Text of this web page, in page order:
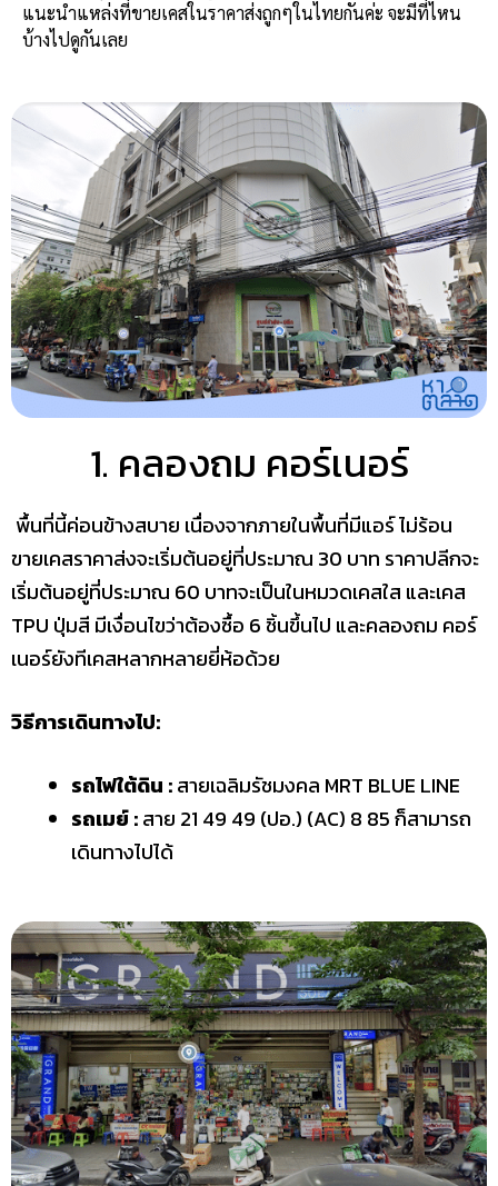
แนะนำแหล่งที่ขายเคสในราคาส่งถูกๆในไทยกันค่ะ จะมีที่ไหน
บ้างไปดูกันเลย
1. คลองถม คอร์เนอร์
พื้นที่นี้ค่อนข้างสบาย เนื่องจากภายในพื้นที่มีแอร์ ไม่ร้อน
ขายเคสราคาส่งจะเริ่มต้นอยู่ที่ประมาณ 30 บาท ราคาปลีกจะ
เริ่มต้นอยู่ที่ประมาณ 60 บาทจะเป็นในหมวดเคสใส และเคส
TPU ปุ่มสี มีเงื่อนไขว่าต้องซื้อ 6 ชิ้นขึ้นไป และคลองถม คอร์
เนอร์ยังทีเคสหลากหลายยี่ห้อด้วย
วิธีการเดินทางไป:
รถไฟใต้ดิน :สายเฉลิมรัชมงคล MRT BLUE LINE
รถเมย์ :สาย 21 49 49 (ปอ.) (AC) 8 85 ก็สามารถ
เดินทางไปได้